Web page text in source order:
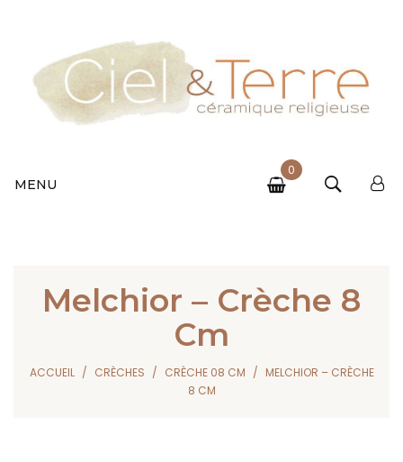
MENU
0
Melchior – Crèche 8
Cm
ACCUEIL CRÈCHES CRÈCHE 08 CM
MELCHIOR – CRÈCHE
8 CM